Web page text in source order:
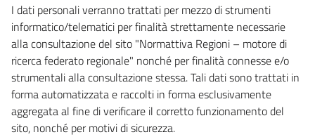
I dati personali verranno trattati per mezzo di strumenti
informatico/telematici per finalità strettamente necessarie
alla consultazione del sito "Normattiva Regioni – motore di
ricerca federato regionale" nonché per finalità connesse e/o
strumentali alla consultazione stessa. Tali dati sono trattati in
forma automatizzata e raccolti in forma esclusivamente
aggregata al fine di verificare il corretto funzionamento del
sito, nonché per motivi di sicurezza.